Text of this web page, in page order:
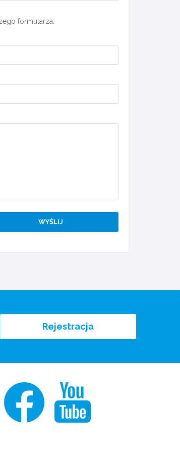
formularza:
Rejestracja